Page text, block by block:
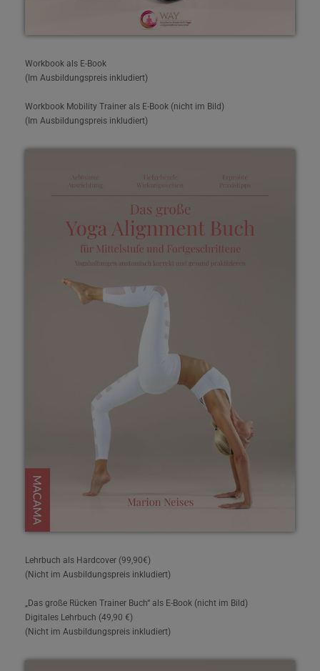
Workbook als E-Book
(Im Ausbildungspreis inkludiert)
Workbook Mobility Trainer als E-Book (nicht im Bild)
(Im Ausbildungspreis inkludiert)
Lehrbuch als Hardcover (99,90€)
(Nicht im Ausbildungspreis inkludiert)
„Das große Rücken Trainer Buch“ als E-Book (nicht im Bild)
Digitales Lehrbuch (49,90 €)
(Nicht im Ausbildungspreis inkludiert)